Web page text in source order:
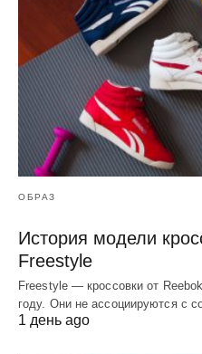
ОБРАЗ
История модели
Freestyle
Freestyle — кроссовки от
году. Они не ассоциируются с
1 день ago